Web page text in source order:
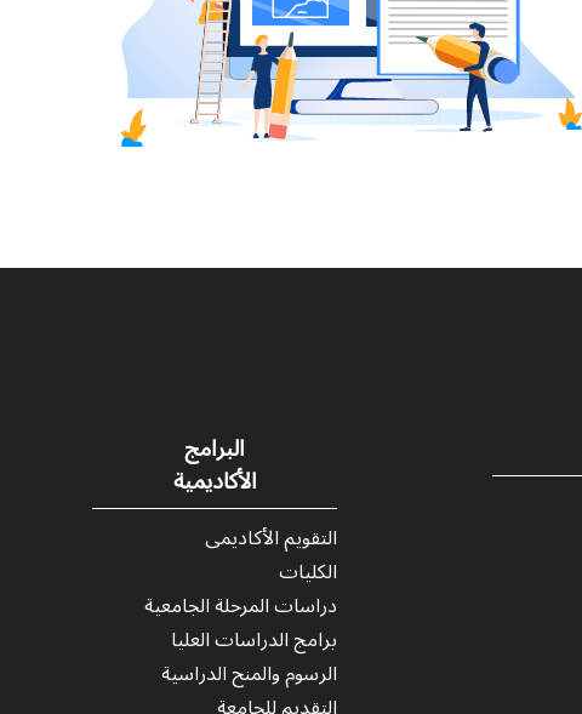
البرامج
الأكاديمية
التقويم الأكاديمى
الكليات
دراسات المرحلة الجامعية
برامج الدراسات العليا
الرسوم والمنح الدراسية